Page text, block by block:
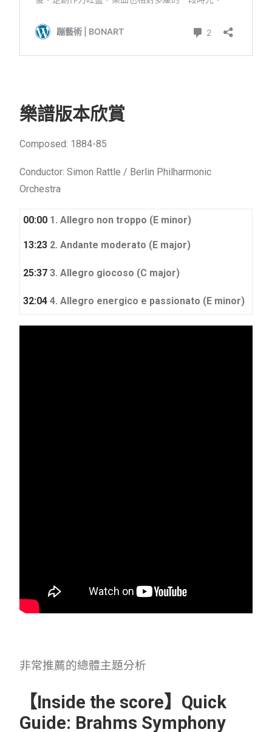
樂譜版本欣賞
Composed: 1884-85
Conductor: Simon Rattle / Berlin Philharmonic
Orchestra
00:00 1. Allegro non troppo (E minor)
13:23 2. Andante moderato (E major)
25:37 3. Allegro giocoso (C major)
32:04 4. Allegro energico e passionato (E minor)
非常推薦的總體主題分析
【Inside the score】Quick
Guide: Brahms Symphony